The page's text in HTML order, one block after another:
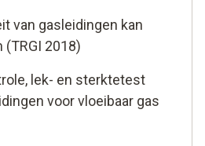
van gasleidingen kan
(TRGI 2018)
lek- en sterktetest
voor vloeibaar gas